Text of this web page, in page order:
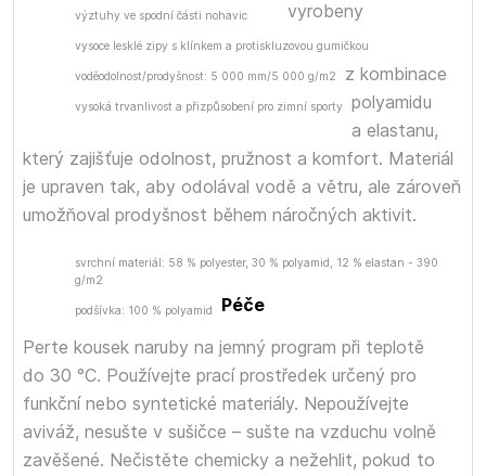
výztuhy ve spodní části nohavic
vysoce lesklé zipy s klínkem a protiskluzovou gumičkou
voděodolnost/prodyšnost: 5 000 mm/5 000 g/m2
vysoká trvanlivost a přizpůsobení pro zimní sporty
vyrobeny
z kombinace
polyamidu
a elastanu,
který zajišťuje odolnost, pružnost a komfort. Materiál
je upraven tak, aby odolával vodě a větru, ale zároveň
umožňoval prodyšnost během náročných aktivit.
svrchní materiál: 58 % polyester, 30 % polyamid, 12 % elastan - 390
g/m2
podšívka: 100 % polyamid
Péče
Perte kousek naruby na jemný program při teplotě
do 30 °C. Používejte prací prostředek určený pro
funkční nebo syntetické materiály. Nepoužívejte
aviváž, nesušte v sušičce – sušte na vzduchu volně
zavěšené. Nečistěte chemicky a nežehlit, pokud to